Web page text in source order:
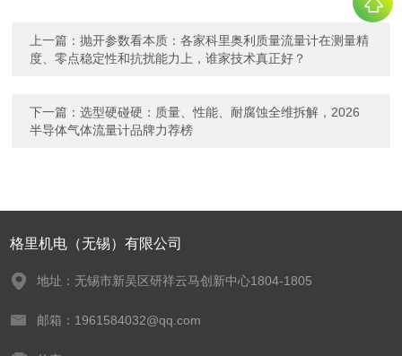
上一篇：抛开参数看本质：各家科里奥利质量流量计在测量精
度、零点稳定性和抗扰能力上，谁家技术真正好？
下一篇：选型硬碰硬：质量、性能、耐腐蚀全维拆解，2026
半导体气体流量计品牌力荐榜
格里机电（无锡）有限公司
地址：无锡市新吴区研祥云马创新中心1804-1805
邮箱：1961584032@qq.com